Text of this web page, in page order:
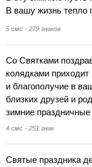
В вашу жизнь тепло
5 смс - 279 знаков
Со Святками
колядками
и благополучие в
близких друзей и
зимние праздничные
4 смс - 251 знак
Святые праздника